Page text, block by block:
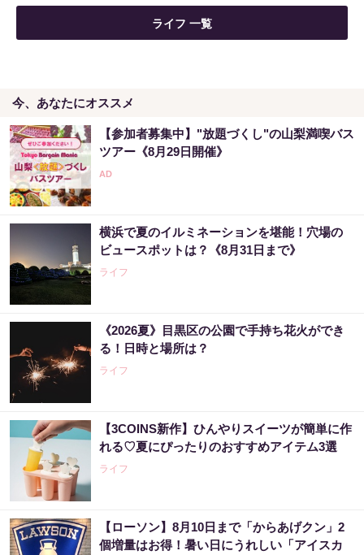
ライフ 一覧
今、あなたにオススメ
【参加者募集中】"放題づくし"の山梨満喫バス
ツアー《8月29日開催》
横浜で夏のイルミネーションを堪能！穴場の
ビュースポットは？《8月31日まで》
ライフ
《2026夏》目黒区の公園で手持ち花火ができ
る！日時と場所は？
ライフ
【3COINS新作】ひんやりスイーツが簡単に作
れる♡夏にぴったりのおすすめアイテム3選
ライフ
【ローソン】8月10日まで「からあげクン」2
個増量はお得！暑い日にうれしい「アイスカ